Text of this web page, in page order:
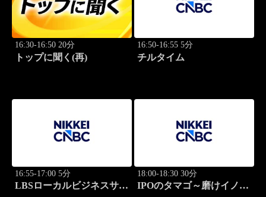
16:30-16:50 20分
トップに聞く(再)
16:50-16:55 5分
チルタイム
16:55-17:00 5分
LBSローカルビジネスサテ
18:00-18:30 30分
IPOのタマゴ～磨けイノベ